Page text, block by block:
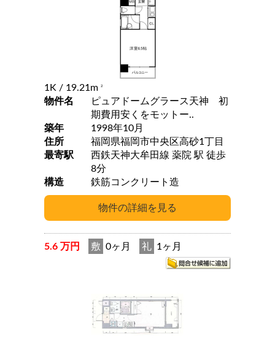
1K / 19.21m 2
物件名
ピュアドームグラース天神 初
期費用安くをモットー..
築年
1998年10月
住所
福岡県福岡市中央区高砂1丁目
最寄駅
西鉄天神大牟田線 薬院 駅 徒歩
8分
構造
鉄筋コンクリート造
5.6 万円 敷 0ヶ月 礼 1ヶ月